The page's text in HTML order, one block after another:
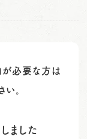
が必要な方は
。
ました